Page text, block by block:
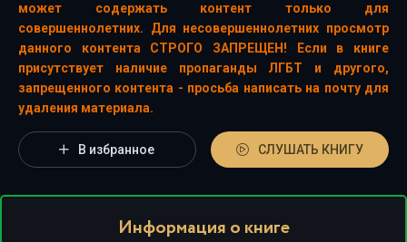
может содержать контент только для
совершеннолетних. Для несовершеннолетних просмотр
данного контента СТРОГО ЗАПРЕЩЕН! Если в книге
присутствует наличие пропаганды ЛГБТ и другого,
запрещенного контента - просьба написать на почту для
удаления материала.
В избранное СЛУШАТЬ КНИГУ
Информация о книге